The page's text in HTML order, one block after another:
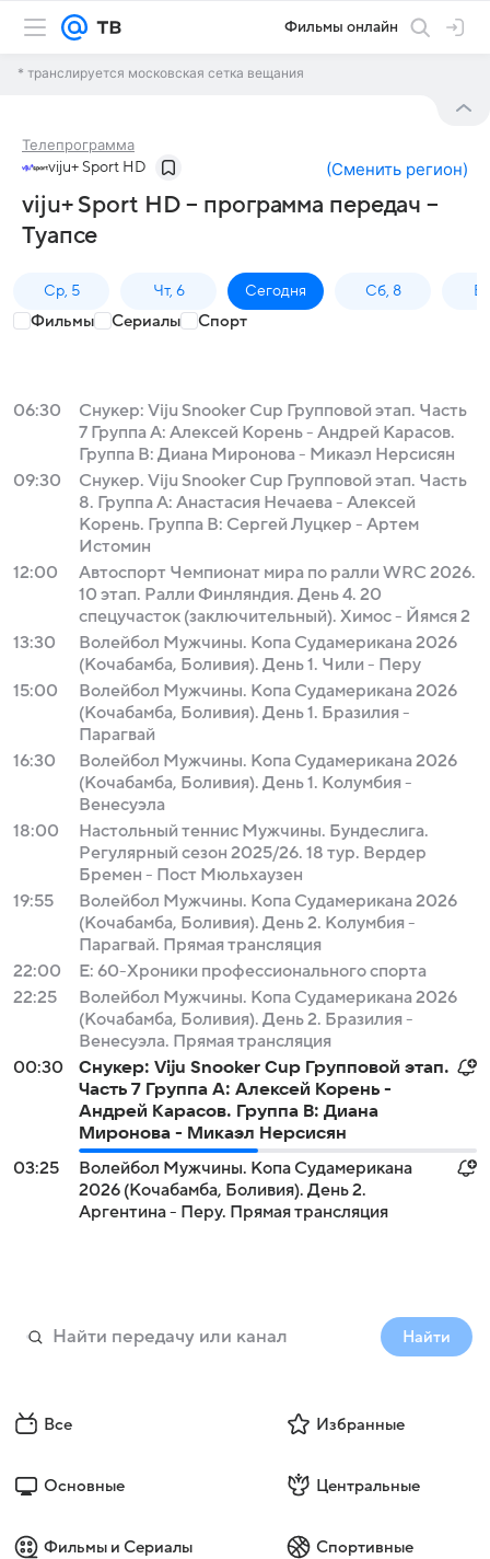
Фильмы онлайн
* транслируется московская сетка вещания
Телепрограмма
viju+ Sport HD (Сменить регион)
viju+ Sport HD – программа передач –
Туапсе
Ср, 5 Чт, 6 Сегодня Сб, 8
Фильмы Сериалы Спорт
06:30
Снукер: Viju Snooker Cup Групповой этап. Часть
7 Группа A: Алексей Корень - Андрей Карасов.
Группа B: Диана Миронова - Микаэл Нерсисян
09:30
Снукер. Viju Snooker Cup Групповой этап. Часть
8. Группа A: Анастасия Нечаева - Алексей
Корень. Группа B: Сергей Луцкер - Артем
Истомин
12:00
Автоспорт Чемпионат мира по ралли WRC 2026.
10 этап. Ралли Финляндия. День 4. 20
спецучасток (заключительный). Химос - Йямся 2
13:30
Волейбол Мужчины. Копа Судамерикана 2026
(Кочабамба, Боливия). День 1. Чили - Перу
15:00
Волейбол Мужчины. Копа Судамерикана 2026
(Кочабамба, Боливия). День 1. Бразилия -
Парагвай
16:30
Волейбол Мужчины. Копа Судамерикана 2026
(Кочабамба, Боливия). День 1. Колумбия -
Венесуэла
18:00
Настольный теннис Мужчины. Бундеслига.
Регулярный сезон 2025/26. 18 тур. Вердер
Бремен - Пост Мюльхаузен
19:55
Волейбол Мужчины. Копа Судамерикана 2026
(Кочабамба, Боливия). День 2. Колумбия -
Парагвай. Прямая трансляция
22:00
Е: 60-Хроники профессионального спорта
22:25
Волейбол Мужчины. Копа Судамерикана 2026
(Кочабамба, Боливия). День 2. Бразилия -
Венесуэла. Прямая трансляция
00:30
Снукер: Viju Snooker Cup Групповой этап.
Часть 7 Группа A: Алексей Корень -
Андрей Карасов. Группа B: Диана
Миронова - Микаэл Нерсисян
03:25
Волейбол Мужчины. Копа Судамерикана
2026 (Кочабамба, Боливия). День 2.
Аргентина - Перу. Прямая трансляция
Найти
Все Избранные
Основные Центральные
Фильмы и Сериалы Спортивные